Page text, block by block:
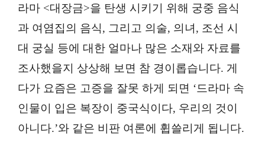
라마 <대장금>을 탄생 시키기 위해 궁중 음식
과 여염집의 음식, 그리고 의술, 의녀, 조선 시
대 궁실 등에 대한 얼마나 많은 소재와 자료를
조사했을지 상상해 보면 참 경이롭습니다. 게
다가 요즘은 고증을 잘못 하게 되면 ‘드라마 속
인물이 입은 복장이 중국식이다, 우리의 것이
아니다.’와 같은 비판 여론에 휩쓸리게 됩니다.